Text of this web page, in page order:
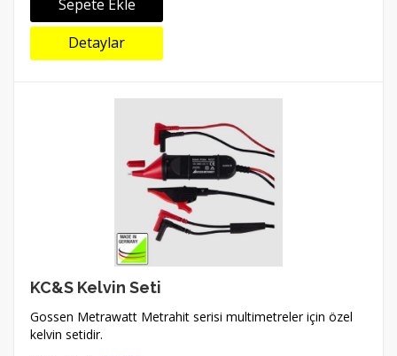
Sepete Ekle
Detaylar
KC&S Kelvin Seti
Gossen Metrawatt Metrahit serisi multimetreler için özel
kelvin setidir.